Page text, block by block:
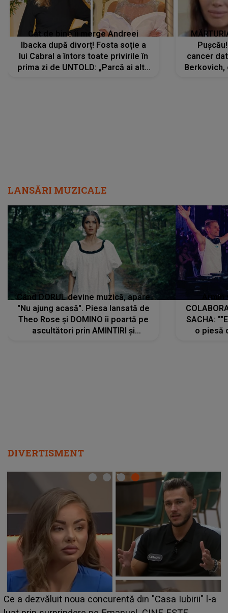
Cât de bine îi merge Andreei
Ibacka după divorț! Fosta soție a
lui Cabral a întors toate privirile în
prima zi de UNTOLD: „Parcă ai altă
cancer
LANSĂRI MUZICALE
Când DORUL devine muzică, apare
"Nu ajung acasă". Piesa lansată de
Theo Rose și DOMINO îi poartă pe
ascultători prin AMINTIRI și
SACHA:
o piesă
DIVERTISMENT
Ce a dezvăluit noua concurentă din "Casa Iubirii" l-a